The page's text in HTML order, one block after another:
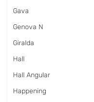
Gava
Genova N
Giralda
Hall
Hall Angular
Happening